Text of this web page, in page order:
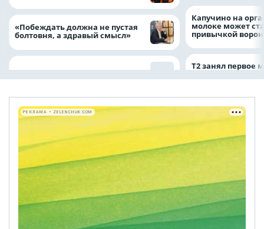
«Побеждать должна не пустая
болтовня, а здравый смысл»
Капучино на
молоке может
привычкой
Т2 занял первое
РЕКЛАМА • ZELENCHUK.COM